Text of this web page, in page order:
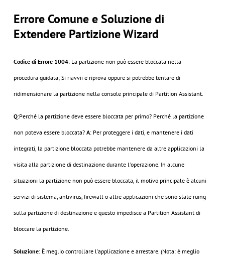
Errore Comune e Soluzione di
Extendere Partizione Wizard
Codice di Errore 1004: La partizione non può essere bloccata nella
procedura guidata; Si riavvii e riprova oppure si potrebbe tentare di
ridimensionare la partizione nella console principale di Partition Assistant.
Q:Perché la partizione deve essere bloccata per primo? Perché la partizione
non poteva essere bloccata? A: Per proteggere i dati, e mantenere i dati
integrati, la partizione bloccata potrebbe mantenere da altre applicazioni la
visita alla partizione di destinazione durante l'operazione. In alcune
situazioni la partizione non può essere bloccata, il motivo principale è alcuni
servizi di sistema, antivirus, firewall o altre applicazioni che sono state ruing
sulla partizione di destinazione e questo impedisce a Partition Assistant di
bloccare la partizione.
Soluzione: È meglio controllare l'applicazione e arrestare. (Nota: è meglio